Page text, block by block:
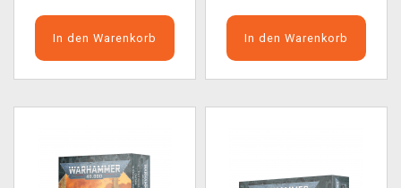
In den Warenkorb In den Warenkorb